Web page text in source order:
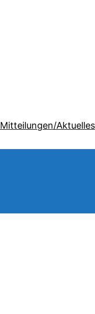
Mitteilungen/Aktuelles